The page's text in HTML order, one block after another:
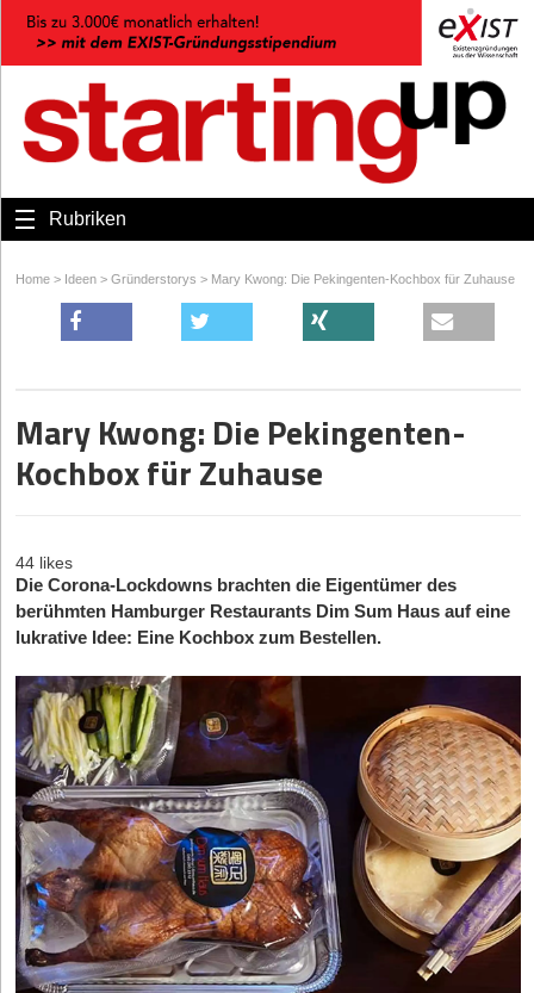
Rubriken
Home > Ideen > Gründerstorys > Mary Kwong: Die Pekingenten-Kochbox für Zuhause
Mary Kwong: Die Pekingenten-
Kochbox für Zuhause
44 likes
Die Corona-Lockdowns brachten die Eigentümer des
berühmten Hamburger Restaurants Dim Sum Haus auf eine
lukrative Idee: Eine Kochbox zum Bestellen.